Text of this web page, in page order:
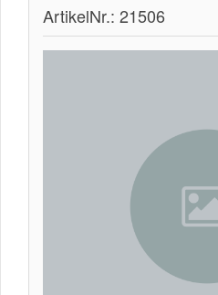
ArtikelNr.: 21506